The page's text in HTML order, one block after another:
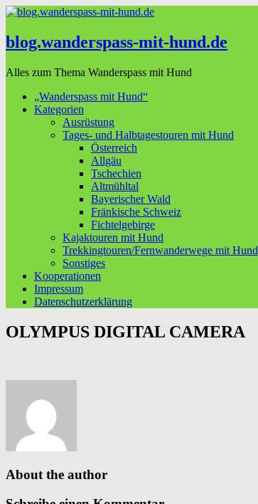
blog.wanderspass-mit-hund.de
Alles zum Thema Wanderspass mit Hund
„Wanderspass mit Hund“
Kategorien
Ausrüstung
Tages- und Halbtagestouren mit Hund
Österreich
Allgäu
Tschechien
Altmühltal
Bayerischer Wald
Fränkische Schweiz
Fichtelgebirge
Kajaktouren mit Hund
Trekkingtouren/Fernwanderwege mit Hund
Sonstiges
Kooperationen
Impressum
Datenschutzerklärung
OLYMPUS DIGITAL CAMERA
About the author